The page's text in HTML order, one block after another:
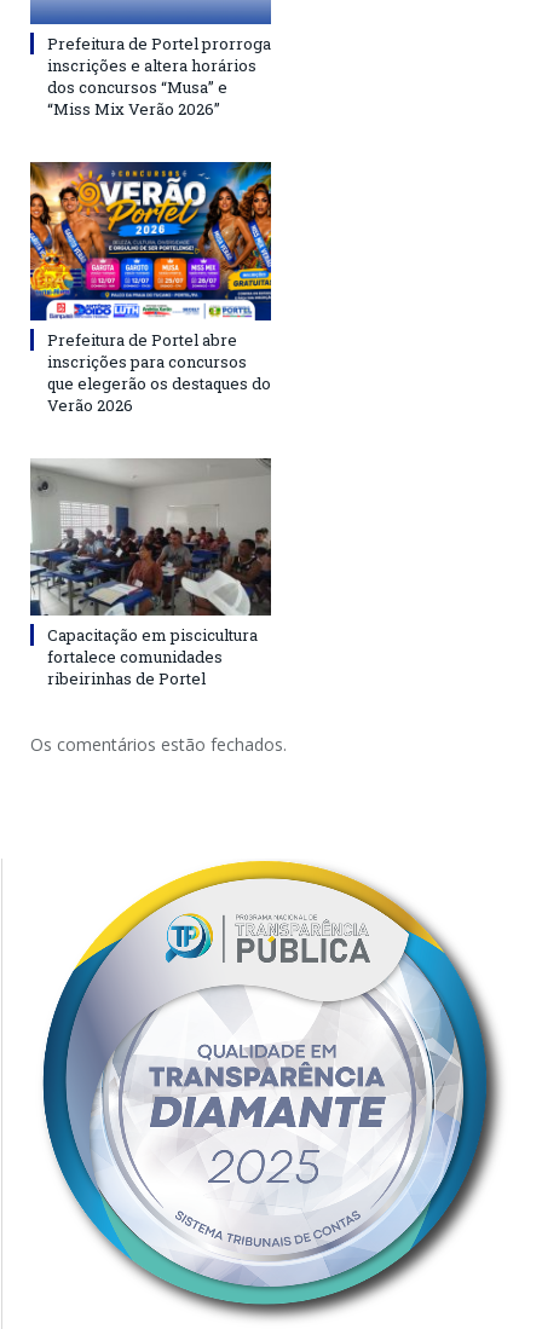
Prefeitura de Portel prorroga
inscrições e altera horários
dos concursos “Musa” e
“Miss Mix Verão 2026”
Prefeitura de Portel abre
inscrições para concursos
que elegerão os destaques do
Verão 2026
Capacitação em piscicultura
fortalece comunidades
ribeirinhas de Portel
Os comentários estão fechados.